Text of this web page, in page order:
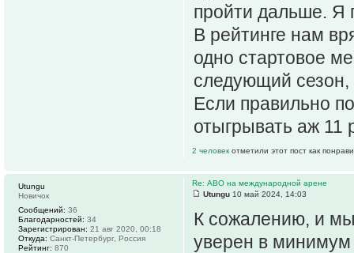
пройти дальше. Я
В рейтинге нам
одно стартовое
следующий
Если правильно
отыгрывать аж 11
2 человек отметили этот пост как
Re: АВО на международной арене
Utungu 10 май 2024, 14:03
К сожалению, и
уверен в
Utungu
Новичок
Сообщений: 36
Благодарностей: 34
Зарегистрирован: 21 авг 2020, 00:18
Откуда: Санкт-Петербург, Россия
Рейтинг: 870